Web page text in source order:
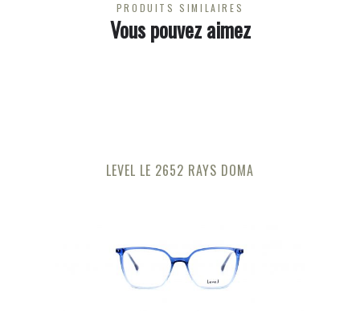
PRODUITS SIMILAIRES
Vous pouvez aimez
LEVEL LE 2652 RAYS DOMA